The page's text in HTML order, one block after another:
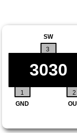
1
2
GND
SW
3
3030